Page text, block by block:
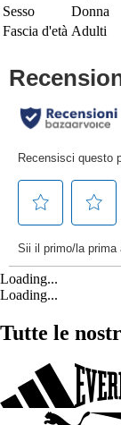
Sesso
Donna
Fascia d'età Adulti
Loading...
Loading...
Tutte le